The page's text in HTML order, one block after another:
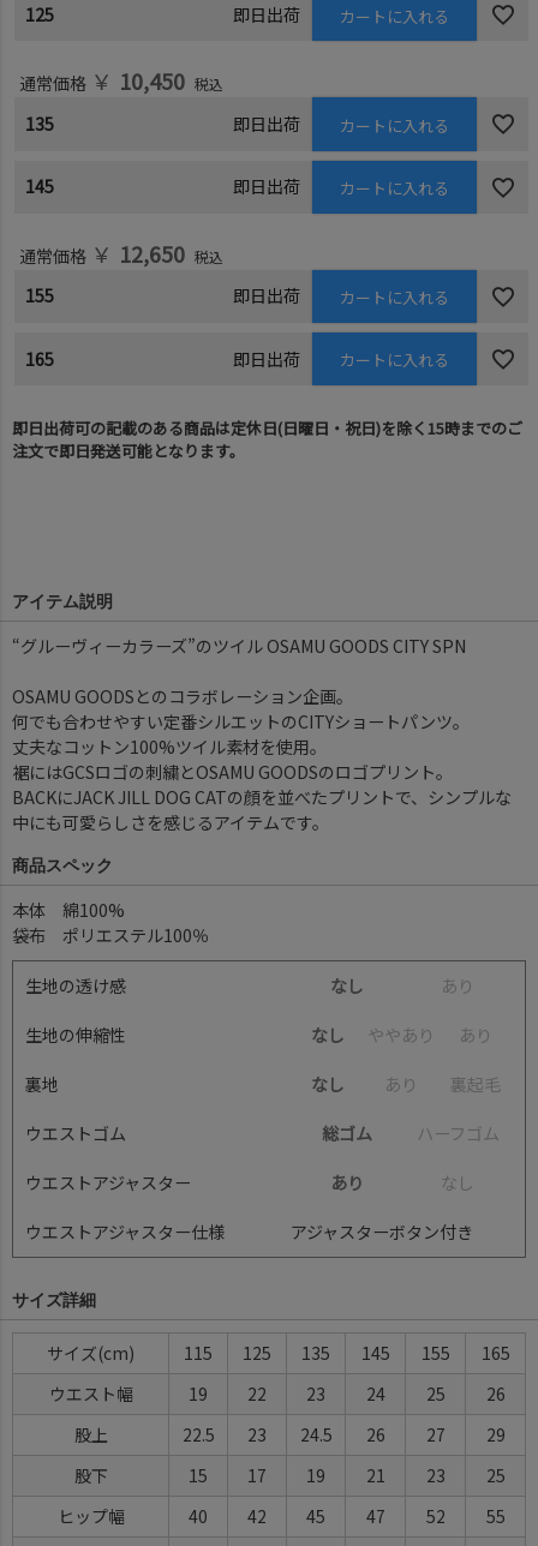
125 即日出荷 カートに入れる
通常価格 ￥ 10,450 税込
135 即日出荷 カートに入れる
145 即日出荷 カートに入れる
通常価格 ￥ 12,650 税込
155 即日出荷 カートに入れる
165 即日出荷 カートに入れる
即日出荷可の記載のある商品は定休日(日曜日・祝日)を除く15時までのご
注文で即日発送可能となります。
アイテム説明
“グルーヴィーカラーズ”のツイル OSAMU GOODS CITY SPN
OSAMU GOODSとのコラボレーション企画。
何でも合わせやすい定番シルエットのCITYショートパンツ。
丈夫なコットン100%ツイル素材を使用。
裾にはGCSロゴの刺繍とOSAMU GOODSのロゴプリント。
BACKにJACK JILL DOG CATの顔を並べたプリントで、シンプルな
中にも可愛らしさを感じるアイテムです。
商品スペック
本体 綿100%
袋布 ポリエステル100％
生地の透け感 なし あ り
生地の伸縮性 なし ややあ り あ り
裏地 なし あ り 裏起毛
ウエストゴム 総ゴム ハーフ ゴ ム
ウエストアジャスター あり な し
ウエストアジャスター仕様 アジャスターボタン付き
サイズ詳細
サイズ(cm) 115 125 135 145 155
165
ウエスト幅
19 22 23 24 25
26
股上
22.5 23 24.5 26 27
29
股下
15 17 19 21 23
25
ヒップ幅
40 42 45 47 52
55